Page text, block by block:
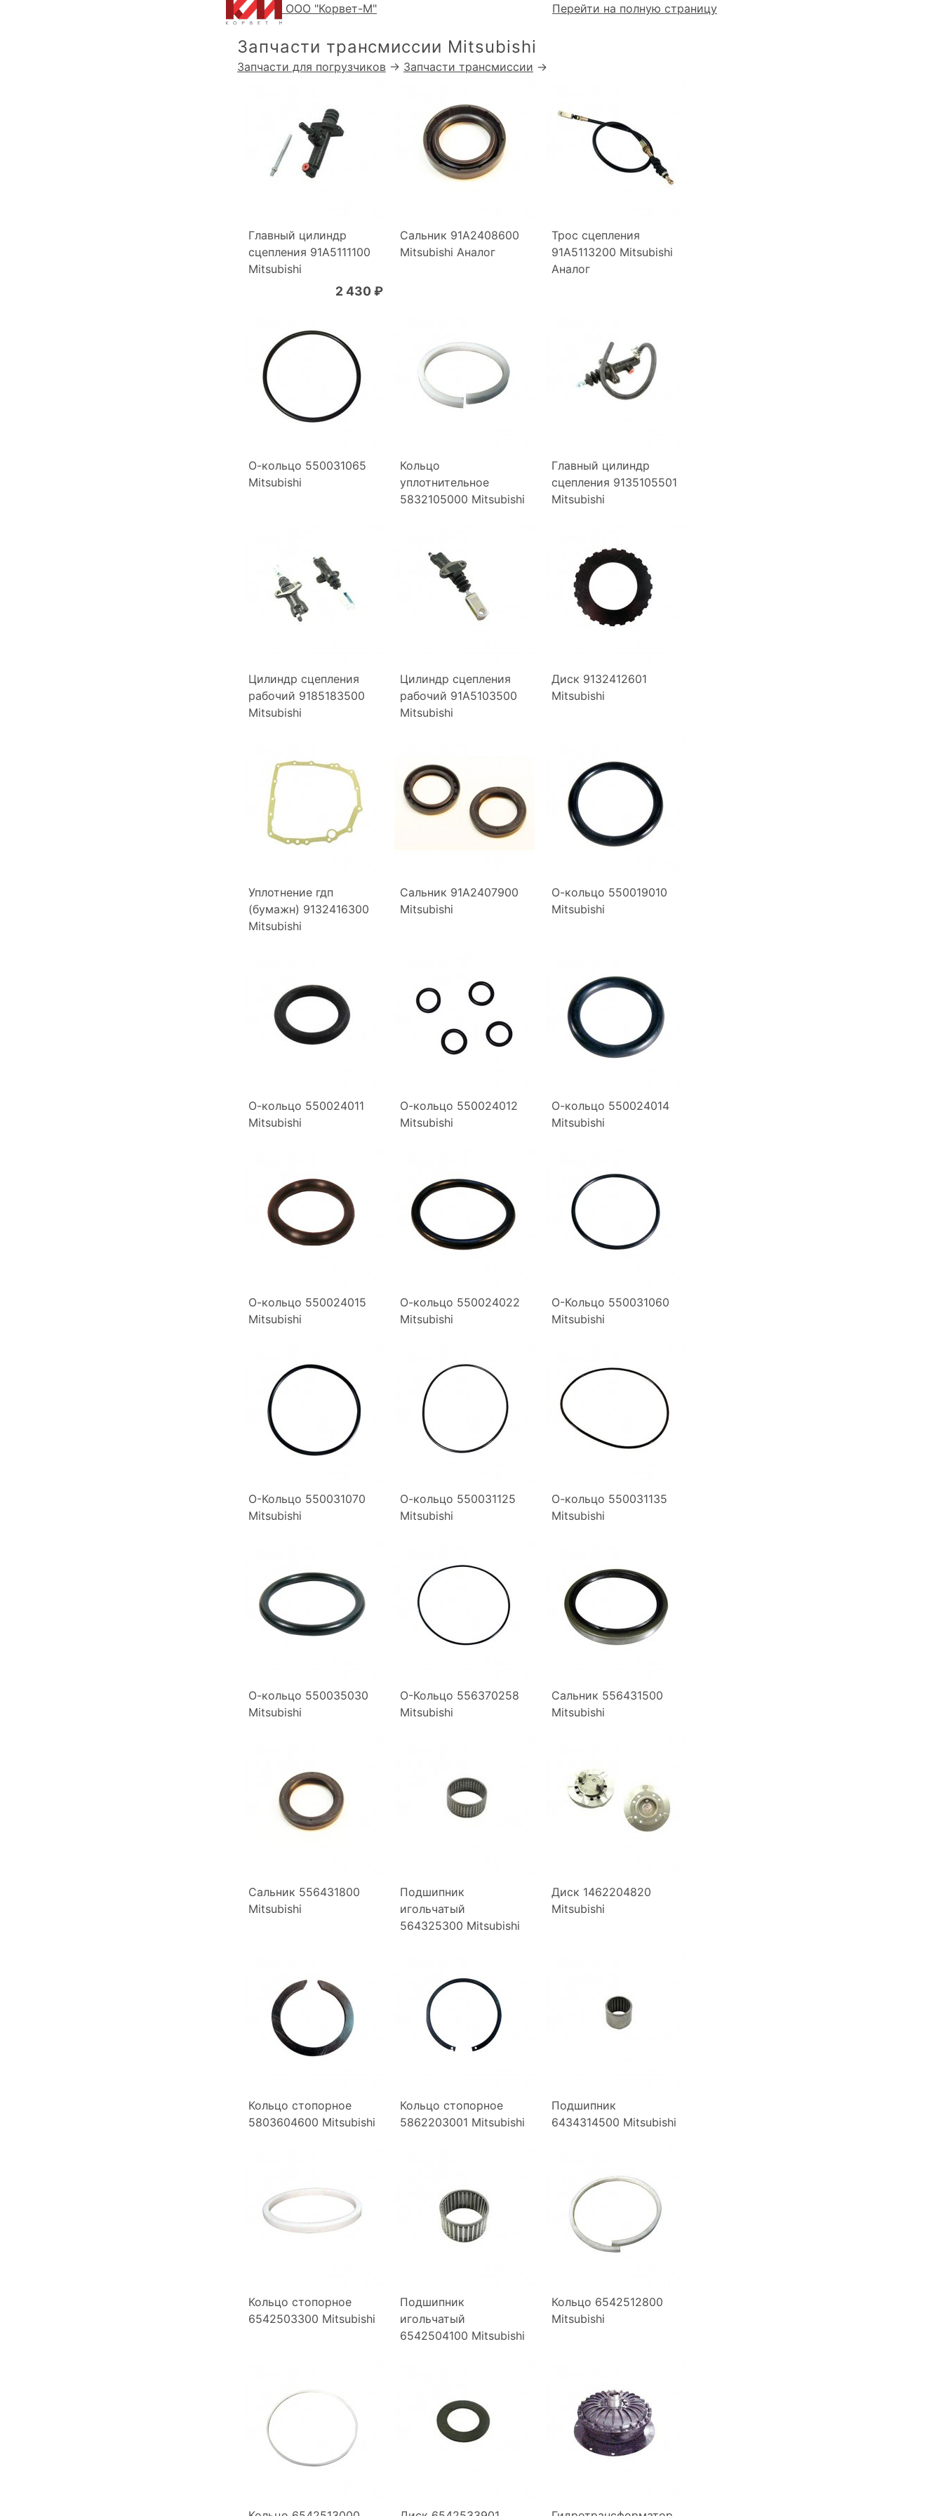
ООО "Корвет-М" Перейти на полную страницу
Запчасти трансмиссии Mitsubishi
Запчасти для погрузчиков → Запчасти трансмиссии →
Главный цилиндр
сцепления 91A5111100
Mitsubishi
2 430 ₽
Сальник 91A2408600
Mitsubishi Аналог
Трос сцепления
91A5113200 Mitsubishi
Аналог
О-кольцо 550031065
Mitsubishi
Кольцо
уплотнительное
5832105000 Mitsubishi
Главный цилиндр
сцепления 9135105501
Mitsubishi
Цилиндр сцепления
рабочий 9185183500
Mitsubishi
Цилиндр сцепления
рабочий 91A5103500
Mitsubishi
Диск 9132412601
Mitsubishi
Уплотнение гдп
(бумажн) 9132416300
Mitsubishi
Сальник 91A2407900
Mitsubishi
О-кольцо 550019010
Mitsubishi
О-кольцо 550024011
Mitsubishi
О-кольцо 550024012
Mitsubishi
О-кольцо 550024014
Mitsubishi
О-кольцо 550024015
Mitsubishi
О-кольцо 550024022
Mitsubishi
О-Кольцо 550031060
Mitsubishi
О-Кольцо 550031070
Mitsubishi
О-кольцо 550031125
Mitsubishi
О-кольцо 550031135
Mitsubishi
О-кольцо 550035030
Mitsubishi
О-Кольцо 556370258
Mitsubishi
Сальник 556431500
Mitsubishi
Сальник 556431800
Mitsubishi
Подшипник
игольчатый
564325300 Mitsubishi
Диск 1462204820
Mitsubishi
Кольцо стопорное
5803604600 Mitsubishi
Кольцо стопорное
5862203001 Mitsubishi
Подшипник
6434314500 Mitsubishi
Кольцо стопорное
6542503300 Mitsubishi
Подшипник
игольчатый
6542504100 Mitsubishi
Кольцо 6542512800
Mitsubishi